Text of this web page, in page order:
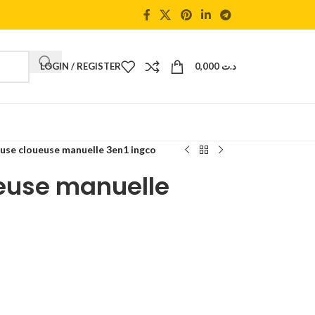
LOGIN / REGISTER د.ت
cloueuse manuelle 3en1 ingco
manuelle